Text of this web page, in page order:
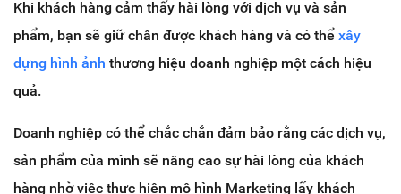
Khi khách hàng cảm thấy hài lòng với dịch vụ và sản
phẩm, bạn sẽ giữ chân được khách hàng và có thể xây
dựng hình ảnh thương hiệu doanh nghiệp một cách hiệu
quả.
Doanh nghiệp có thể chắc chắn đảm bảo rằng các dịch vụ,
sản phẩm của mình sẽ nâng cao sự hài lòng của khách
hàng nhờ việc thực hiện mô hình Marketing lấy khách